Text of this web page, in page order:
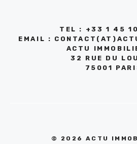
TEL : +33 1 45
EMAIL :
ACTU
32 RUE DU
75001
© 2026 ACTU